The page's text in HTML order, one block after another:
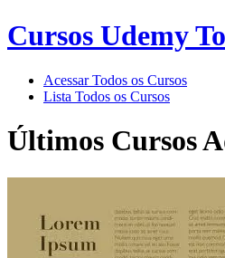
Cursos Udemy
Acessar Todos os Cursos
Lista Todos os Cursos
Últimos Cursos